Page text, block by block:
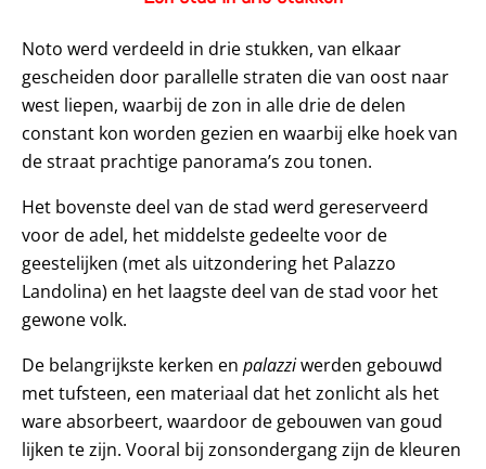
Noto werd verdeeld in drie stukken, van elkaar
gescheiden door parallelle straten die van oost naar
west liepen, waarbij de zon in alle drie de delen
constant kon worden gezien en waarbij elke hoek van
de straat prachtige panorama’s zou tonen.
Het bovenste deel van de stad werd gereserveerd
voor de adel, het middelste gedeelte voor de
geestelijken (met als uitzondering het Palazzo
Landolina) en het laagste deel van de stad voor het
gewone volk.
De belangrijkste kerken en palazziwerden gebouwd
met tufsteen, een materiaal dat het zonlicht als het
ware absorbeert, waardoor de gebouwen van goud
lijken te zijn. Vooral bij zonsondergang zijn de kleuren